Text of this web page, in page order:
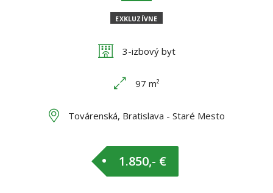
EXKLUZÍVNE
3-izbový byt
97 m²
Továrenská, Bratislava - Staré Mesto
1.850,- €